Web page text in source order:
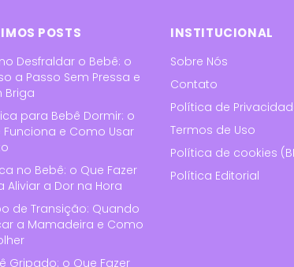
POSTS
Desfraldar o Bebê: o
a Passo Sem Pressa e
Briga
para Bebê Dormir: o
Funciona e Como Usar
no Bebê: o Que Fazer
Aliviar a Dor na Hora
de Transição: Quando
a Mamadeira e Como
Gripado: o Que Fazer
INSTITUCIONAL
Sobre Nós
Contato
Política de
Termos de Uso
Política de cookies
Política Editorial